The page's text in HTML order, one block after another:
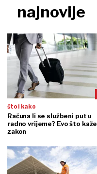
najnovije
što i kako
Računa li se službeni put u
radno vrijeme? Evo što kaže
zakon